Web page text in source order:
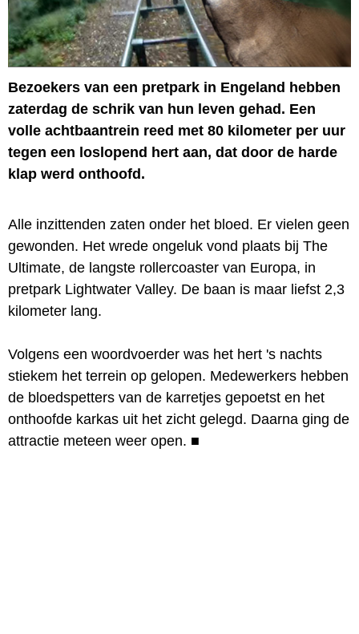
Bezoekers van een pretpark in Engeland hebben
zaterdag de schrik van hun leven gehad. Een
volle achtbaantrein reed met 80 kilometer per uur
tegen een loslopend hert aan, dat door de harde
klap werd onthoofd.
Alle inzittenden zaten onder het bloed. Er vielen geen
gewonden. Het wrede ongeluk vond plaats bij The
Ultimate, de langste rollercoaster van Europa, in
pretpark Lightwater Valley. De baan is maar liefst 2,3
kilometer lang.
Volgens een woordvoerder was het hert 's nachts
stiekem het terrein op gelopen. Medewerkers hebben
de bloedspetters van de karretjes gepoetst en het
onthoofde karkas uit het zicht gelegd. Daarna ging de
attractie meteen weer open. ■